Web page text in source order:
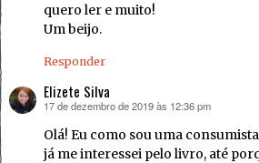
quero ler e muito!
Um beijo.
Responder
Elizete Silva
disse:
17 de dezembro de 2019 às 12:36 pm
Olá! Eu como sou uma
já me interessei pelo livro, até